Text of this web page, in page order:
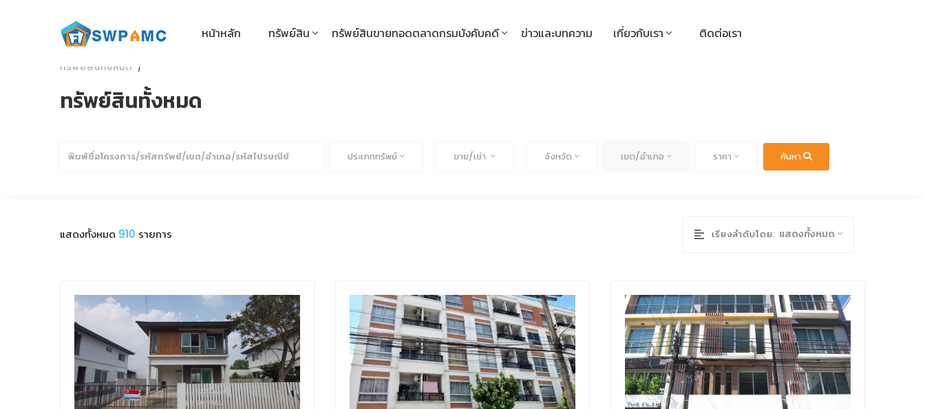
หน้าหลัก ทรัพย์สิน ทรัพย์สินขายทอดตลาดกรมบังคับคดี ข่าวและบทความ เกี่ยวกับเรา ติดต่อเรา
ทรัพย์สินทั้งหมด
ทรัพย์สินทั้งหมด
ค้นหา ประเภททรัพย์ ขาย/เช่า จังหวัด เขต/อำเภอ ราคา ค้นหา
แสดงทั้งหมด 910 รายการ เรียงลำดับโดย: แสดงทั้งหมด